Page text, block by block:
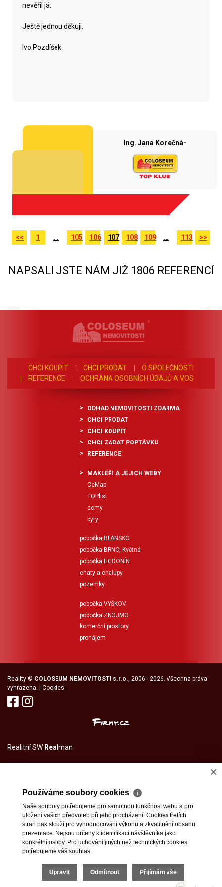
nevěřil já.
Ještě jednou děkuji.
Ivo Pozdíšek
Ing. Jana Konečná-
<< 1 ... 105 106 107 108 109 ... 113 >>
NAPSALI JSTE NÁM JIŽ 1806 REFERENCÍ
CHCI KOUPIT CHCI PRODAT
O SPOLEČNOSTI
REFERENCE
OCHRANA OSOBNÍCH ÚDAJŮ A VOS
ODHAD NEMOVITOSTI ZDARMA
CHCI PRODAT
CHCI KOUPIT
CHCI ZADAT POPTÁVKU
REFERENCE
MAKLÉŘI A JEJICH WEBY
CeMap
TOPlist
domy
byty
pobočka BLANSKO
pobočka BRNO, Květná
pobočka HODONÍN
chaty a chalupy
pozemky
pobočka VYŠKOV
pobočka ZNOJMO
komerční prostory
pronájem
Reality © COLOSEUM NEMOVITOSTI s.r.o., 2006 - 2026. Všechna práva
vyhrazena. | Cookies
Realitní SW Real man
×
Používáme soubory cookies ℹ
Naše soubory potřebujeme pro samotnou funkčnost webu a pro
uložení vašich předvoleb při jeho procházení. Cookies třetích
stran pak slouží pro vyhodnocování výkonu a zkvalitnění obsahu
prezentace. Nejsou určeny k identifikaci návštěvníka jako
konkrétní osoby. Pro uchování jiných než technických cookies
potřebujeme váš souhlas.
Upravit Odmítnout Přijímám vše